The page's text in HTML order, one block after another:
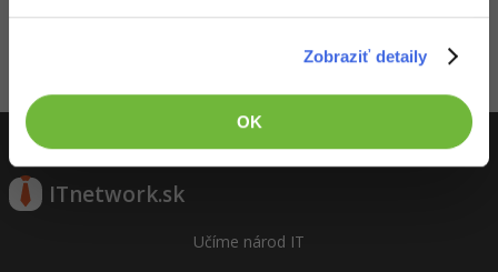
Zobraziť detaily
OK
Windows
porovnávající
kolekcí
Aktivity
ITnetwork.sk
Učíme národ IT